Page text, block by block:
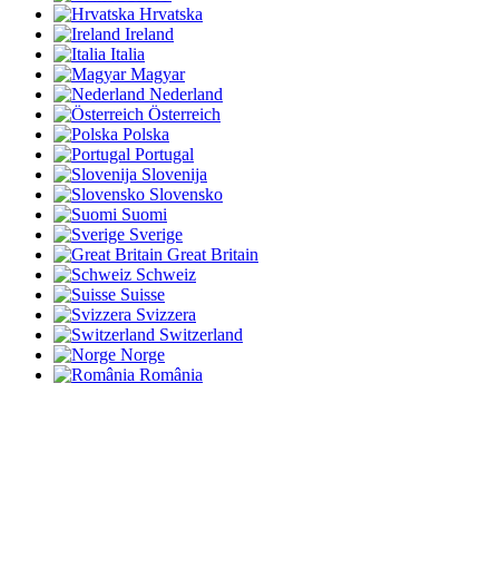
Hrvatska
Ireland
Italia
Magyar
Nederland
Österreich
Polska
Portugal
Slovenija
Slovensko
Suomi
Sverige
Great Britain
Schweiz
Suisse
Svizzera
Switzerland
Norge
România